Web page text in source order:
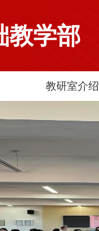
教学部
教研室介绍